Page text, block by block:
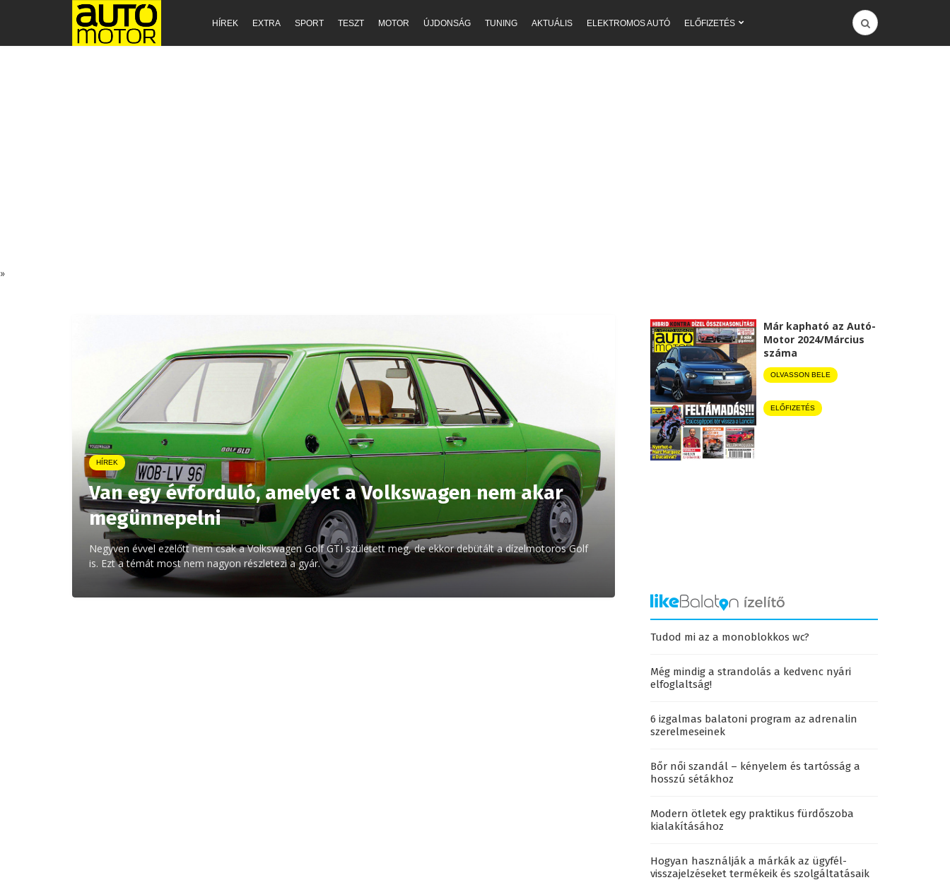
HÍREK EXTRA SPORT TESZT MOTOR ÚJDONSÁG TUNING AKTUÁLIS ELEKTROMOS AUTÓ ELŐFIZETÉS
»
HÍREK
Van egy évforduló, amelyet a Volkswagen nem akar
megünnepelni
Negyven évvel ezelőtt nem csak a Volkswagen Golf GTI született meg, de ekkor debütált a dízelmotoros Golf
is. Ezt a témát most nem nagyon részletezi a gyár.
Már kapható az Autó-
Motor 2024/Március
száma
OLVASSON BELE
ELŐFIZETÉS
Tudod mi az a monoblokkos wc?
Még mindig a strandolás a kedvenc nyári
elfoglaltság!
6 izgalmas balatoni program az adrenalin
szerelmeseinek
Bőr női szandál – kényelem és tartósság a
hosszú sétákhoz
Modern ötletek egy praktikus fürdőszoba
kialakításához
Hogyan használják a márkák az ügyfél-
visszajelzéseket termékeik és szolgáltatásaik